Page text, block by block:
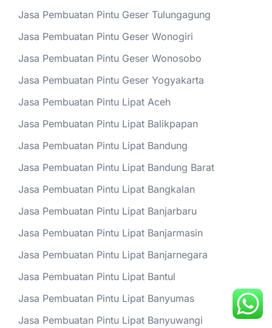
Jasa Pembuatan Pintu Geser Tulungagung
Jasa Pembuatan Pintu Geser Wonogiri
Jasa Pembuatan Pintu Geser Wonosobo
Jasa Pembuatan Pintu Geser Yogyakarta
Jasa Pembuatan Pintu Lipat Aceh
Jasa Pembuatan Pintu Lipat Balikpapan
Jasa Pembuatan Pintu Lipat Bandung
Jasa Pembuatan Pintu Lipat Bandung Barat
Jasa Pembuatan Pintu Lipat Bangkalan
Jasa Pembuatan Pintu Lipat Banjarbaru
Jasa Pembuatan Pintu Lipat Banjarmasin
Jasa Pembuatan Pintu Lipat Banjarnegara
Jasa Pembuatan Pintu Lipat Bantul
Jasa Pembuatan Pintu Lipat Banyumas
Jasa Pembuatan Pintu Lipat Banyuwangi